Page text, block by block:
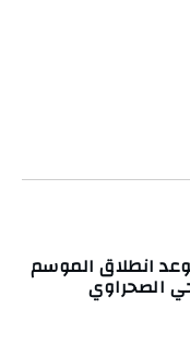
انطلاق الموسم
الصحراوي